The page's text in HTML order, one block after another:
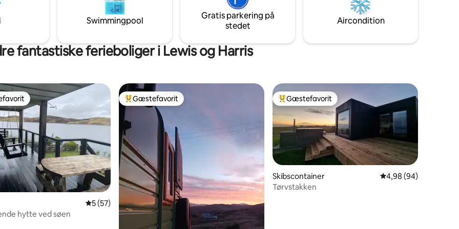
et gennemtænkt design.
ophold.
tekøkken, luksuriøs kingsize-seng og
komplet badeværelse.
Swimmingpool
Gratis parkering på
stedet
Aircondition
fantastiske ferieboliger i Lewis og Harris
5 ud af 5 i gennemsnitlig bedømmelse, 57 omtaler
5 (57)
hytte ved søen
Bedste gæstefavorit
Gæstefavorit Bedste gæstefavorit
Gæstefavorit
Skibscontainer 4,98 ud af 5 i
4,98 (94)
Tørvstakken